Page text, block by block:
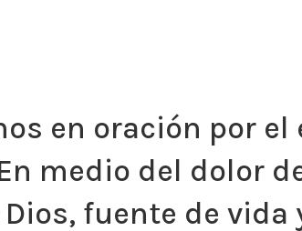
en oración por
medio del dolor
fuente de vida